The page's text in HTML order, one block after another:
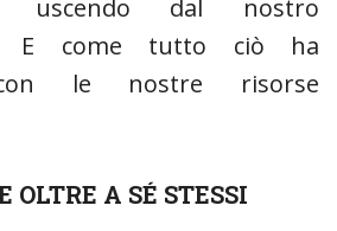
uscendo dal nostro
E come tutto ciò ha
con le nostre risorse
OLTRE A SÉ STESSI